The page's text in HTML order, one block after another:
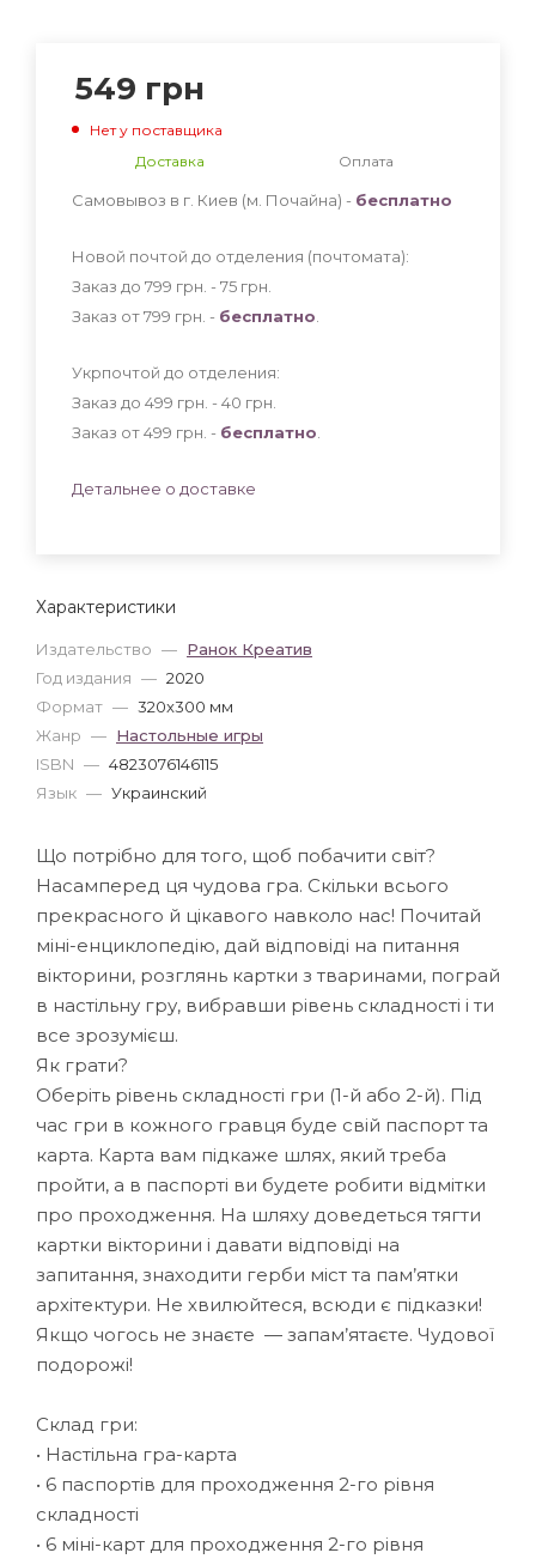
Характеристики
Издательство — Ранок Креатив
Год издания — 2020
Формат — 320x300 мм
Жанр — Настольные игры
ISBN — 4823076146115
Язык — Украинский
549 грн
Нет у поставщика
Доставка
Оплата
Самовывоз в г. Киев (м. Почайна) - бесплатно
Новой почтой до отделения (почтомата):
Заказ до 799 грн. - 75 грн
Заказ от 799 грн. - бесплатно
Укрпочтой до отделения:
Заказ до 499 грн. - 40 грн
Заказ от 499 грн. - бесплатно
Детальнее о доставке
Що потрібно для того, щоб побачити світ?
Насамперед ця чудова гра. Скільки всього
прекрасного й цікавого навколо нас! Почитай
міні-енциклопедію, дай відповіді на питання
вікторини, розглянь картки з тваринами, пограй
в настільну гру, вибравши рівень складності і ти
все зрозумієш.
Як грати?
Оберіть рівень складності гри (1-й або 2-й). Під
час гри в кожного гравця буде свій паспорт та
карта. Карта вам підкаже шлях, який треба
пройти, а в паспорті ви будете робити відмітки
про проходження. На шляху доведеться тягти
картки вікторини і давати відповіді на
запитання, знаходити герби міст та пам’ятки
архітектури. Не хвилюйтеся, всюди є підказки!
Якщо чогось не знаєте — запам’ятаєте. Чудової
подорожі!
Склад гри:
• Настільна гра-карта
• 6 паспортів для проходження 2-го рівня
складності
• 6 міні-карт для проходження 2-го рівня